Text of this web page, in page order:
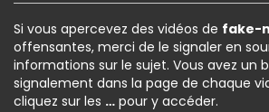
Si vous apercevez des vidéos de fake-
offensantes, merci de le signaler en
informations sur le sujet. Vous avez un
signalement dans la page de chaque
cliquez sur les … pour y accéder.